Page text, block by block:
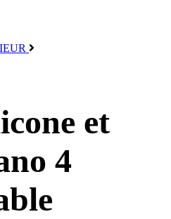
et
4